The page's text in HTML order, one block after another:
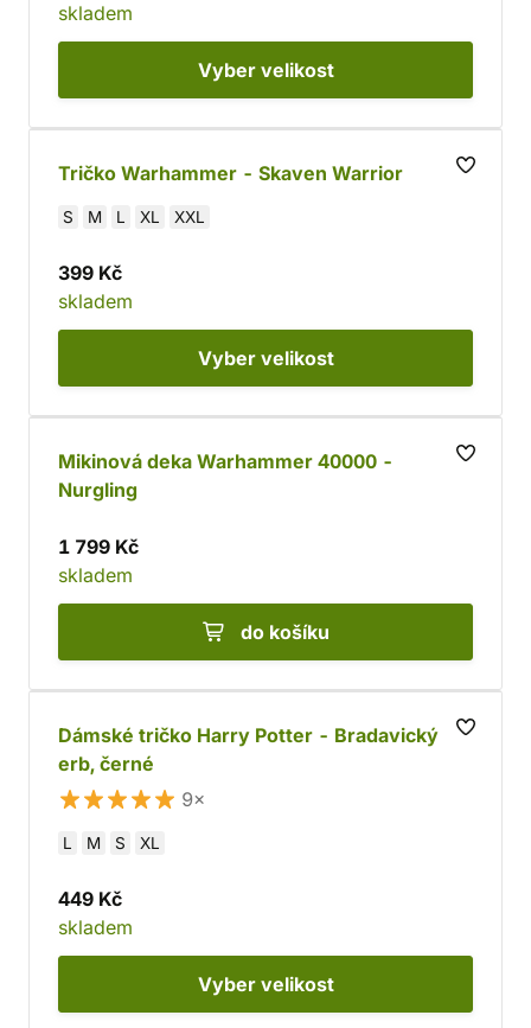
skladem
Vyber velikost
Tričko Warhammer - Skaven Warrior
S M L XL XXL
399 Kč
skladem
Vyber velikost
Mikinová deka Warhammer 40000 -
Nurgling
1 799 Kč
skladem
do košíku
Dámské tričko Harry Potter - Bradavický
erb, černé
9×
L M S XL
449 Kč
skladem
Vyber velikost